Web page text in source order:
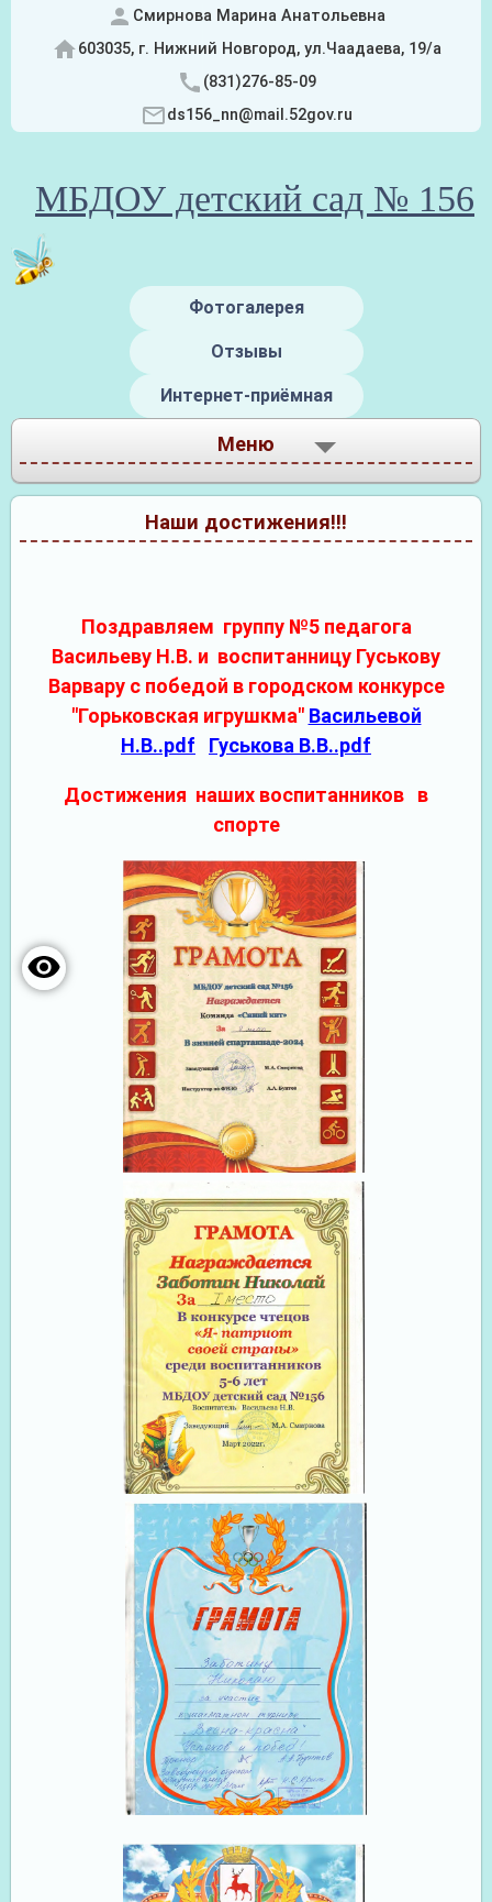
Смирнова Марина Анатольевна
603035, г. Нижний Новгород, ул.Чаадаева, 19/а
(831)276-85-09
ds156_nn@mail.52gov.ru
МБДОУ детский сад № 156
Фотогалерея
Отзывы
Интернет-приёмная
Меню
Наши достижения!!!
Поздравляем группу №5 педагога
Васильеву Н.В. и воспитанницу Гуськову
Варвару с победой в городском конкурсе
"Горьковская игрушкма" Васильевой
Н.В..pdf
Гуськова В.В..pdf
Достижения наших воспитанников в
спорте